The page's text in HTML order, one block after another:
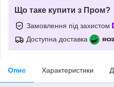
Що таке купити з Пром?
Замовлення під захистом
Доступна доставка
Опис Характеристики